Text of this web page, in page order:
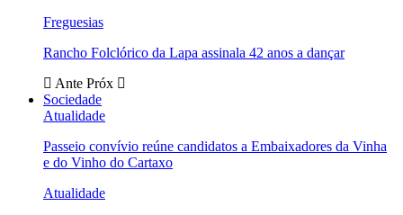
Freguesias
Rancho Folclórico da Lapa assinala 42 anos a dançar
Ante Próx
Sociedade
Atualidade
Passeio convívio reúne candidatos a Embaixadores da Vinha
e do Vinho do Cartaxo
Atualidade